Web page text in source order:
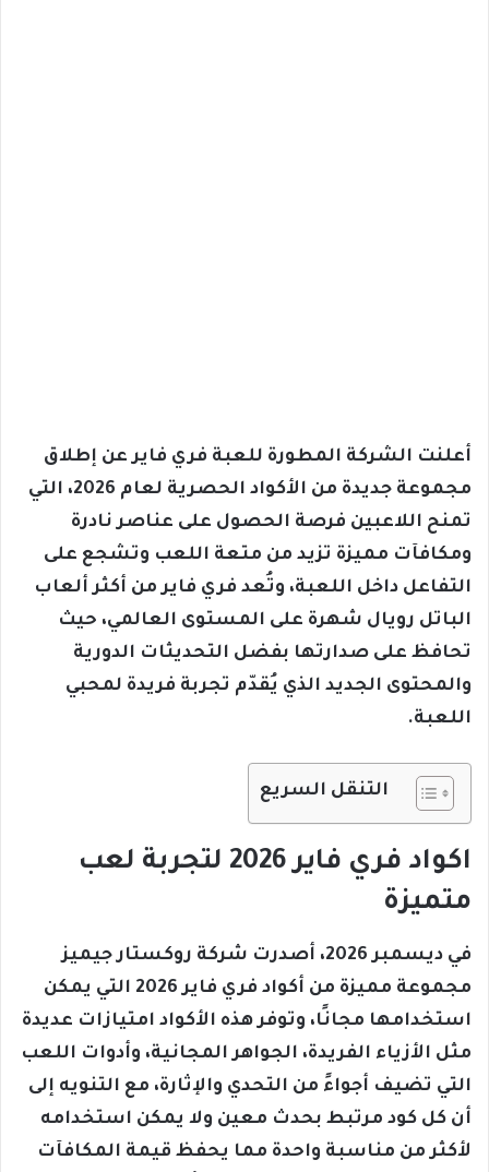
أعلنت الشركة المطورة للعبة فري فاير عن إطلاق
مجموعة جديدة من الأكواد الحصرية لعام 2026، التي
تمنح اللاعبين فرصة الحصول على عناصر نادرة
ومكافآت مميزة تزيد من متعة اللعب وتشجع على
التفاعل داخل اللعبة، وتُعد فري فاير من أكثر ألعاب
الباتل رويال شهرة على المستوى العالمي، حيث
تحافظ على صدارتها بفضل التحديثات الدورية
والمحتوى الجديد الذي يُقدّم تجربة فريدة لمحبي
اللعبة.
التنقل السريع
اكواد فري فاير 2026 لتجربة لعب
متميزة
في ديسمبر 2026، أصدرت شركة روكستار جيميز
مجموعة مميزة من أكواد فري فاير 2026 التي يمكن
استخدامها مجانًا، وتوفر هذه الأكواد امتيازات عديدة
مثل الأزياء الفريدة، الجواهر المجانية، وأدوات اللعب
التي تضيف أجواءً من التحدي والإثارة، مع التنويه إلى
أن كل كود مرتبط بحدث معين ولا يمكن استخدامه
لأكثر من مناسبة واحدة مما يحفظ قيمة المكافآت